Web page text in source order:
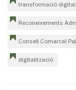
transformació digital
Reconeixements
Consell Comarcal
digitalització